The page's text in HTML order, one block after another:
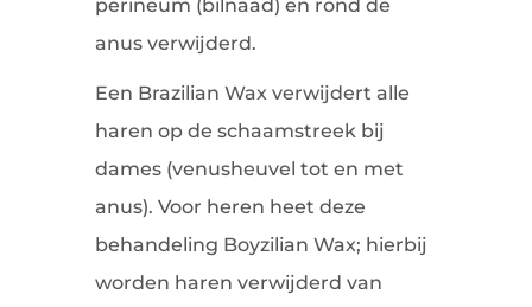
perineum (bilnaad) en rond de
anus verwijderd.
Een Brazilian Wax verwijdert alle
haren op de schaamstreek bij
dames (venusheuvel tot en met
anus). Voor heren heet deze
behandeling Boyzilian Wax; hierbij
worden haren verwijderd van